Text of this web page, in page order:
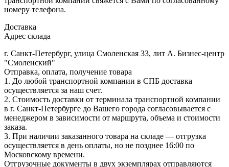
номеру телефона.
Доставка
Адрес склада
г. Санкт-Петербург, улица Смоленская 33, лит А. Бизнес-центр
"Смоленский"
Отправка, оплата, получение товара
1. До любой транспортной компании в СПБ доставка
осуществляется за наш счет.
2. Стоимость доставки от терминала транспортной компании
в г. Санкт-Петербурге до Вашего города согласовывается с
менеджером в зависимости от маршрута, объема и стоимости
заказа.
3. При наличии заказанного товара на складе — отгрузка
осуществляется в день оплаты, но не позднее 16:00 по
Московскому времени.
Отгрузочные документы в двух экземплярах отправляются